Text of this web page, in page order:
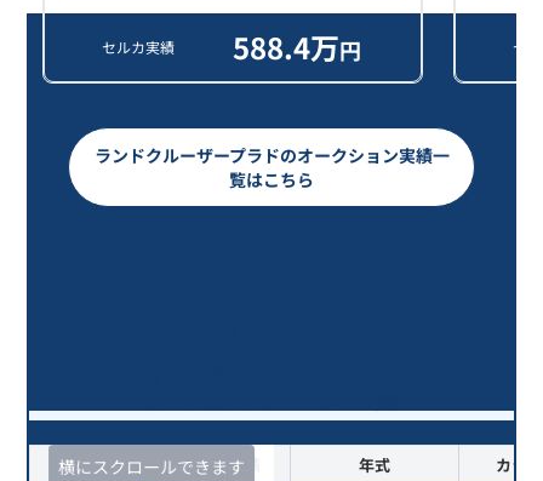
セルカ実績 588.4万円 セ
ランドクルーザープラドのオークション実績一
覧はこちら
横にスクロールできます
査定時期 セルカ実績 年式 カラー